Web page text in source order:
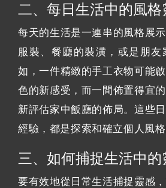
二、每日生活中的風格
每天的生活是一連串的風格展
服裝、餐廳的裝潢，或是朋友
如，一件精緻的手工衣物可能
色的新感受，而一間佈置得宜
新評估家中飯廳的佈局。這些
經驗，都是探索和確立個人風格
三、如何捕捉生活中的
要有效地從日常生活捕捉靈感